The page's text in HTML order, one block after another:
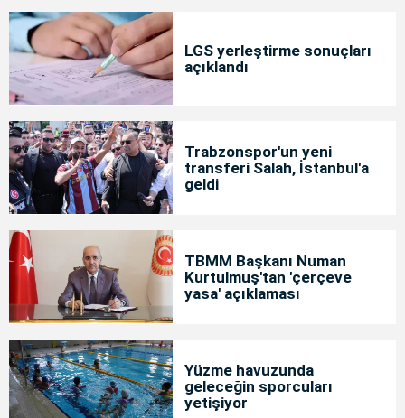
LGS yerleştirme sonuçları
açıklandı
Trabzonspor'un yeni
transferi Salah, İstanbul'a
geldi
TBMM Başkanı Numan
Kurtulmuş'tan 'çerçeve
yasa' açıklaması
Yüzme havuzunda
geleceğin sporcuları
yetişiyor